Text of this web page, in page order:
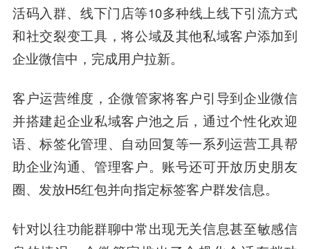
活码入群、线下门店等10多种线上线下引流方式
和社交裂变工具，将公域及其他私域客户添加到
企业微信中，完成用户拉新。
客户运营维度，企微管家将客户引导到企业微信
并搭建起企业私域客户池之后，通过个性化欢迎
语、标签化管理、自动回复等一系列运营工具帮
助企业沟通、管理客户。账号还可开放历史朋友
圈、发放H5红包并向指定标签客户群发信息。
针对以往功能群聊中常出现无关信息甚至敏感信